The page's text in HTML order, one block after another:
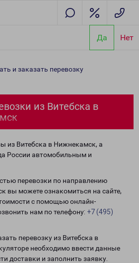
Да Нет
и заказать перевозку
из Витебска в
из Витебска в Нижнекамск, а
России автомобильным и
перевозки по направлению
вы можете ознакомиться на сайте,
с помощью онлайн-
нам по телефону: +7 (495)
перевозку из Витебска в
необходимо ввести данные
доставки и заполнить заявку.